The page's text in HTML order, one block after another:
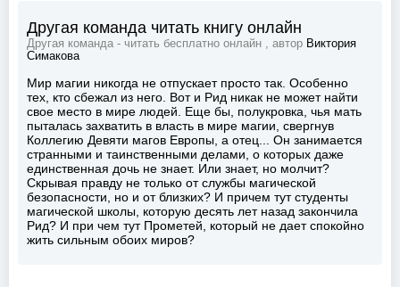
Другая команда читать книгу онлайн
Другая команда - читать бесплатно онлайн , автор Виктория
Симакова
Мир магии никогда не отпускает просто так. Особенно
тех, кто сбежал из него. Вот и Рид никак не может найти
свое место в мире людей. Еще бы, полукровка, чья мать
пыталась захватить в власть в мире магии, свергнув
Коллегию Девяти магов Европы, а отец... Он занимается
странными и таинственными делами, о которых даже
единственная дочь не знает. Или знает, но молчит?
Скрывая правду не только от службы магической
безопасности, но и от близких? И причем тут студенты
магической школы, которую десять лет назад закончила
Рид? И при чем тут Прометей, который не дает спокойно
жить сильным обоих миров?